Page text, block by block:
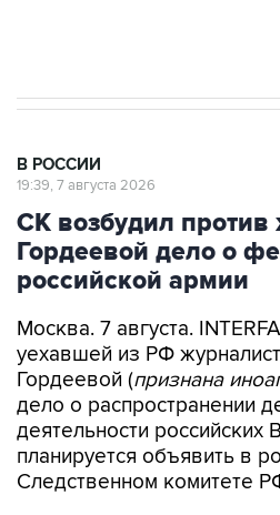
В РОССИИ
19:39, 7 августа 2026
СК возбудил против
Гордеевой дело о
российской армии
Москва. 7 августа.
уехавшей из РФ
Гордеевой (признана
дело о распространении
деятельности
планируется объявить в
Следственном комитете